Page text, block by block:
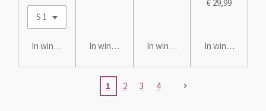
In winkelwagen In winkelwagen In winkelwagen
€ 29,99
In winkelwagen
1 2 3 4